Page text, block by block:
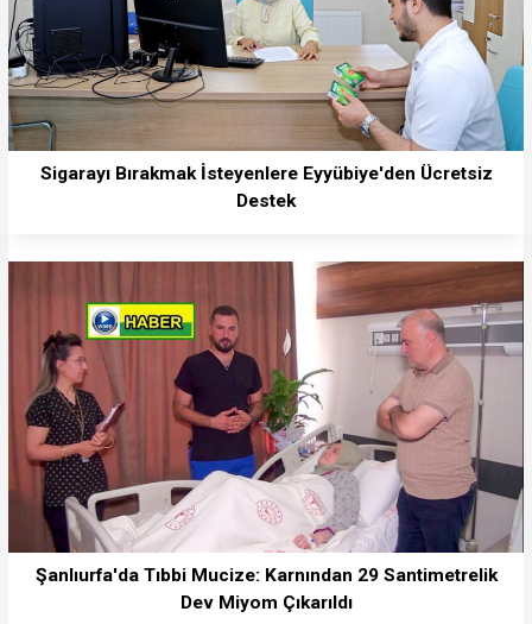
Sigarayı Bırakmak İsteyenlere Eyyübiye'den Ücretsiz
Destek
Şanlıurfa'da Tıbbi Mucize: Karnından 29 Santimetrelik
Dev Miyom Çıkarıldı